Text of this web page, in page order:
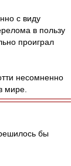
с виду
в пользу
проиграл
несомненно
мире.
бы